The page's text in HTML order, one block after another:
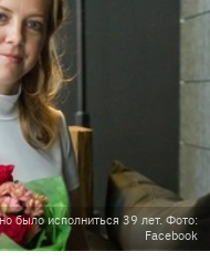
было исполниться 39 лет. Фото:
Facebook